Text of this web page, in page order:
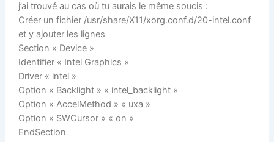
j’ai trouvé au cas où tu aurais le même soucis :
Créer un fichier /usr/share/X11/xorg.conf.d/20-intel.conf
et y ajouter les lignes
Section « Device »
Identifier « Intel Graphics »
Driver « intel »
Option « Backlight » « intel_backlight »
Option « AccelMethod » « uxa »
Option « SWCursor » « on »
EndSection